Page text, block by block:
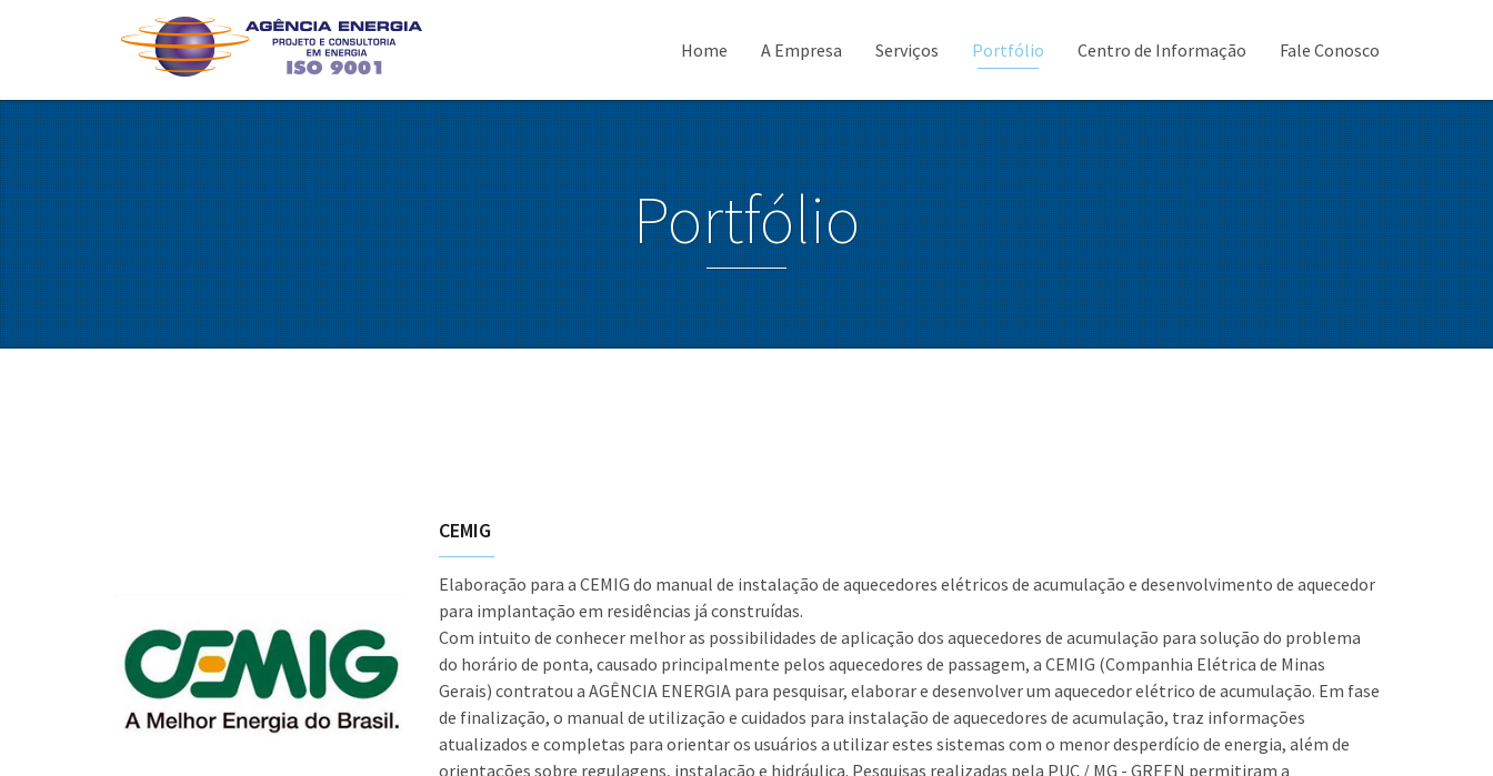
Home A Empresa Serviços Portfólio Centro de Informação Fale Conosco
Portfólio
CEMIG
Elaboração para a CEMIG do manual de instalação de aquecedores elétricos de acumulação e desenvolvimento de aquecedor
para implantação em residências já construídas.
Com intuito de conhecer melhor as possibilidades de aplicação dos aquecedores de acumulação para solução do problema
do horário de ponta, causado principalmente pelos aquecedores de passagem, a CEMIG (Companhia Elétrica de Minas
Gerais) contratou a AGÊNCIA ENERGIA para pesquisar, elaborar e desenvolver um aquecedor elétrico de acumulação. Em fase
de finalização, o manual de utilização e cuidados para instalação de aquecedores de acumulação, traz informações
atualizados e completas para orientar os usuários a utilizar estes sistemas com o menor desperdício de energia, além de
orientações sobre regulagens, instalação e hidráulica. Pesquisas realizadas pela PUC / MG - GREEN permitiram a